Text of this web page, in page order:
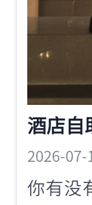
2026-07-
你有没